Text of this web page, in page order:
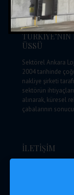
ÜSSÜ
Sektörel Ankara
2004 tarihinde
nakliye şirketi
sektörün
alınarak, küresel
çabalarının
İLETİŞİM
Küme Evleri No:
+90 312 812